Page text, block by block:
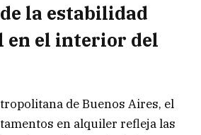
la estabilidad
en el interior del
de Buenos Aires, el
en alquiler refleja las